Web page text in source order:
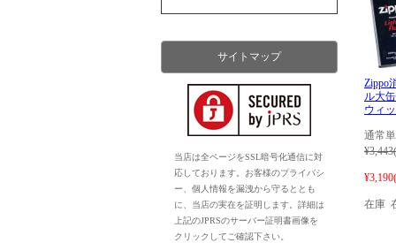
Zippo
ル大
ウィ
通常
¥3,443
¥3,190
在庫
サイトマップ
当店は全ページをSSL暗号化通信に対
応しております。お客様のプライバシ
ー、個人情報を漏洩から守るととも
に、当店の実在を証明します。詳細は
上記のJPRSのサーバー証明書画像を
クリックしてご確認下さい。